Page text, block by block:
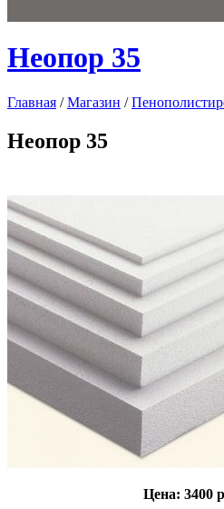
Неопор 35
Главная / Магазин /
Неопор 35
Цена: 3400